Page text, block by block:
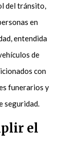
del tránsito,
en
entendida
de
con
funerarios y
seguridad.
el